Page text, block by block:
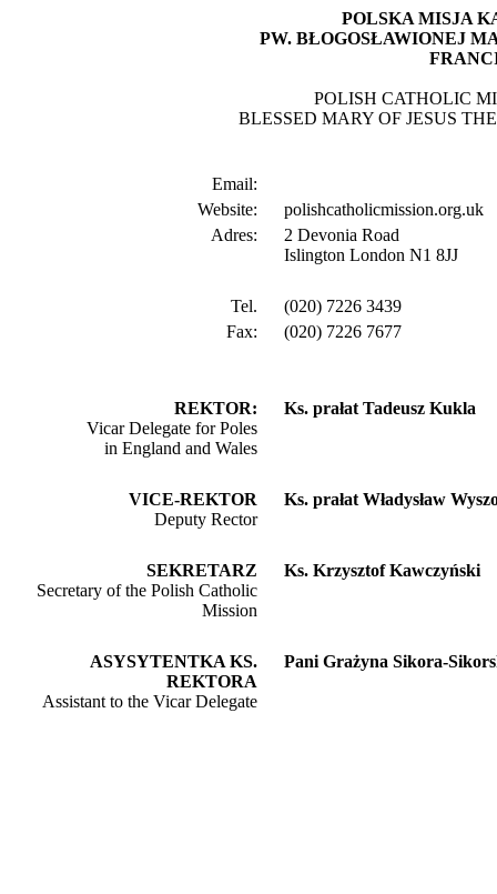
POLSKA MISJA
PW. BŁOGOSŁAWIONEJ
POLISH CATHOLIC
BLESSED MARY OF JESUS
Email:
Website:
polishcatholicmission.org.uk
Adres:
2 Devonia Road
Islington London N1 8JJ
Tel.
(020) 7226 3439
Fax:
(020) 7226 7677
REKTOR:
Vicar Delegate for Poles
in England and Wales
Ks. prałat Tadeusz Kukla
VICE-REKTOR
Deputy Rector
Ks. prałat Władysław
SEKRETARZ
Secretary of the Polish Catholic
Mission
Ks. Krzysztof Kawczyński
ASYSYTENTKA KS.
REKTORA
Assistant to the Vicar Delegate
Pani Grażyna Sikora-